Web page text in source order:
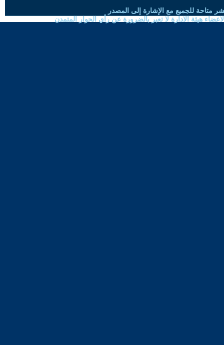
متاحة للجميع مع الإشارة إلى المصدر
هيئة الادارة لا تعبر بالضرورة عن رأي الحوار المتمدن